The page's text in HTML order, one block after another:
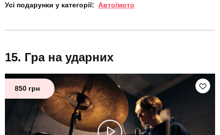
Усі подарунки у категорії: Авто/мото
Гра на ударних
850 грн